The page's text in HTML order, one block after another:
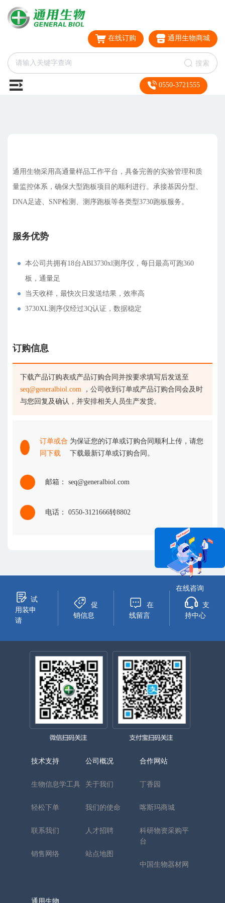
在线订购 通用生物商城
搜索
0550-3721555
通用生物采用高通量样品工作平台，具备完善的实验管理和质
量监控体系，确保大型跑板项目的顺利进行。承接基因分型、
DNA足迹、SNP检测、测序跑板等各类型3730跑板服务。
服务优势
本公司共拥有18台ABI3730xl测序仪，每日最高可跑360
板，通量足
当天收样，最快次日发送结果，效率高
3730XL测序仪经过3Q认证，数据稳定
订购信息
下载产品订购表或产品订购合同并按要求填写后发送至
seq@generalbiol.com ，公司收到订单或产品订购合同会及时
与您回复及确认，并安排相关人员生产发货。
订单或合
同下载
为保证您的订单或订购合同顺利上传，请您
下载最新订单或订购合同。
邮箱： seq@generalbiol.com
电话： 0550-3121666转8802
试
用装申
请
促
销信息
在
线留言
支
持中心
技术支持
生物信息学工具
轻松下单
联系我们
销售网络
公司概况
关于我们
我们的使命
人才招聘
站点地图
合作网站
丁香园
喀斯玛商城
科研物资采购平
台
中国生物器材网
通用生物
在线咨询